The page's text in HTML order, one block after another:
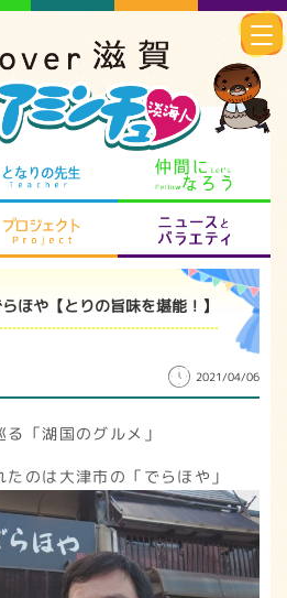
ざる滋賀 となりの先生
る地元ネタ プロジェクト
ほや【とりの旨味を堪能！】
2021/04/06
「湖国のグルメ」
のは大津市の「でらほや」